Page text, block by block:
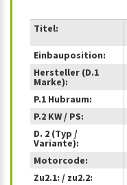
Titel:
Einbauposition:
Hersteller (D.1
Marke):
P.1 Hubraum:
P.2 KW / PS:
D. 2 (Typ /
Variante):
Motorcode:
Zu2.1: / zu2.2: